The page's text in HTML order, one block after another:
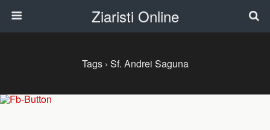
Ziaristi Online
Tags › Sf. Andrei Saguna